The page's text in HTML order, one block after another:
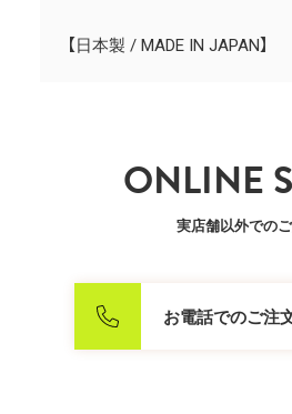
【日本製 / MADE IN JAPAN】
ONLINE
実店舗以外での
お電話でのご注